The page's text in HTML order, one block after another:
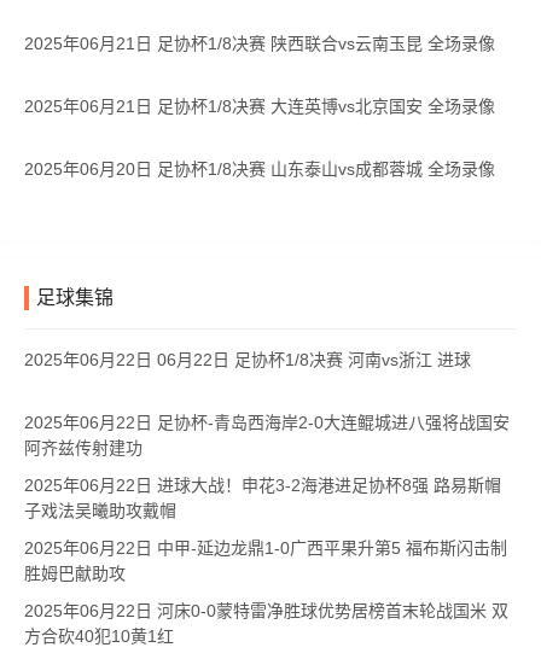
2025年06月21日 足协杯1/8决赛 陕西联合vs云南玉昆 全场录像
2025年06月21日 足协杯1/8决赛 大连英博vs北京国安 全场录像
2025年06月20日 足协杯1/8决赛 山东泰山vs成都蓉城 全场录像
足球集锦
2025年06月22日 06月22日 足协杯1/8决赛 河南vs浙江 进球
2025年06月22日 足协杯-青岛西海岸2-0大连鲲城进八强将战国安
阿齐兹传射建功
2025年06月22日 进球大战！申花3-2海港进足协杯8强 路易斯帽
子戏法吴曦助攻戴帽
2025年06月22日 中甲-延边龙鼎1-0广西平果升第5 福布斯闪击制
胜姆巴献助攻
2025年06月22日 河床0-0蒙特雷净胜球优势居榜首末轮战国米 双
方合砍40犯10黄1红